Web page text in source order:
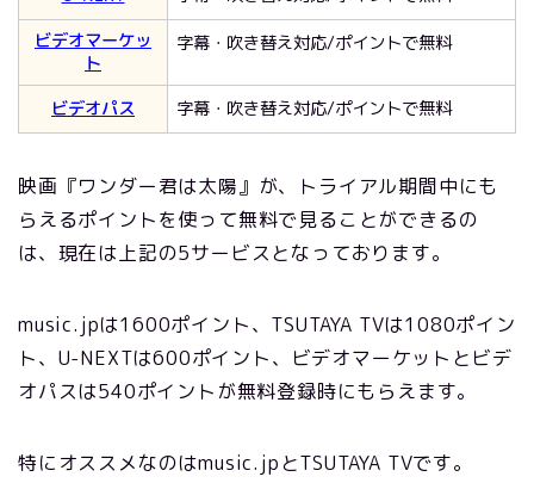
ビデオマーケッ
ト
字幕・吹き替え対応/ポイントで無料
ビデオパス 字幕・吹き替え対応/ポイントで無料
映画『ワンダー君は太陽』が、トライアル期間中にも
らえるポイントを使って無料で見ることができるの
は、現在は上記の5サービスとなっております。
music.jpは1600ポイント、TSUTAYA TVは1080ポイン
ト、U-NEXTは600ポイント、ビデオマーケットとビデ
オパスは540ポイントが無料登録時にもらえます。
特にオススメなのはmusic.jpとTSUTAYA TVです。